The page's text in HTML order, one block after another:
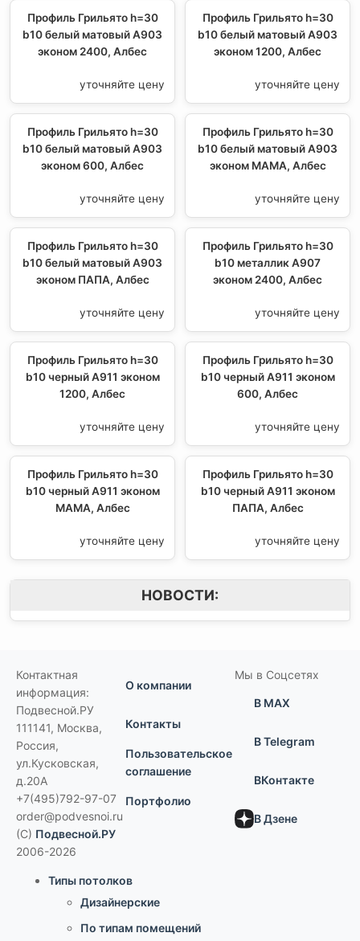
Профиль Грильято h=30
b10 белый матовый А903
эконом 2400, Албес
уточняйте цену
Профиль Грильято h=30
b10 белый матовый А903
эконом 1200, Албес
уточняйте цену
Профиль Грильято h=30
b10 белый матовый А903
эконом 600, Албес
уточняйте цену
Профиль Грильято h=30
b10 белый матовый А903
эконом МАМА, Албес
уточняйте цену
Профиль Грильято h=30
b10 белый матовый А903
эконом ПАПА, Албес
уточняйте цену
Профиль Грильято h=30
b10 металлик А907
эконом 2400, Албес
уточняйте цену
Профиль Грильято h=30
b10 черный А911 эконом
1200, Албес
уточняйте цену
Профиль Грильято h=30
b10 черный А911 эконом
600, Албес
уточняйте цену
Профиль Грильято h=30
b10 черный А911 эконом
МАМА, Албес
уточняйте цену
Профиль Грильято h=30
b10 черный А911 эконом
ПАПА, Албес
уточняйте цену
НОВОСТИ:
Контактная
информация:
Подвесной.РУ
111141, Москва,
Россия,
ул.Кусковская,
д.20А
+7(495)792-97-07
order@podvesnoi.ru
(C) Подвесной.РУ
2006-2026
О компании
Контакты
Пользовательское
соглашение
Портфолио
Мы в Соцсетях
В MAX
В Telegram
ВКонтакте
В Дзене
Типы потолков
Дизайнерские
По типам помещений